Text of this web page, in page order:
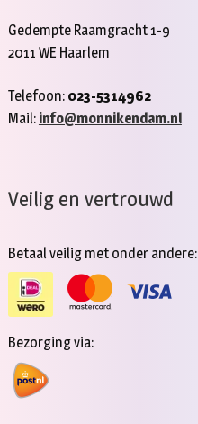
Gedempte Raamgracht 1-9
2011 WE Haarlem
Telefoon: 023-5314962
Mail: info@monnikendam.nl
Veilig en vertrouwd
Betaal veilig met onder andere:
Bezorging via: